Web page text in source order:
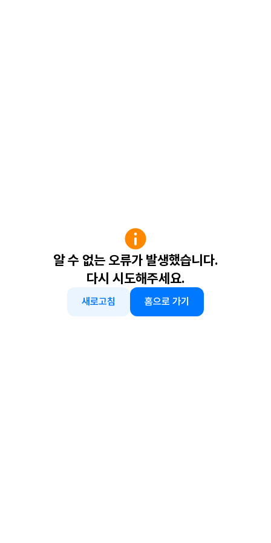
알 수 없는 오류가 발생했습니다.
다시 시도해주세요.
새로고침 홈으로 가기